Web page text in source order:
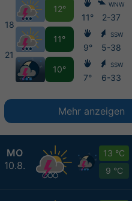
MO
10.8.
13 °C
9 °C
18
21
12°
11°
10°
11°
9°
7°
WNW
2-37
SSW
5-38
SSW
6-33
Mehr anzeigen